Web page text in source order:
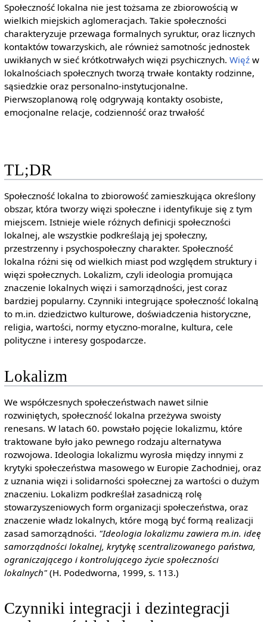
Społeczność lokalna nie jest tożsama ze zbiorowością w
wielkich miejskich aglomeracjach. Takie społeczności
charakteryzuje przewaga formalnych syruktur, oraz licznych
kontaktów towarzyskich, ale również samotnośc jednostek
uwikłanych w sieć krótkotrwałych więzi psychicznych. Więźw
lokalnościach społecznych tworzą trwałe kontakty rodzinne,
sąsiedzkie oraz personalno-instytucjonalne.
Pierwszoplanową rolę odgrywają kontakty osobiste,
emocjonalne relacje, codzienność oraz trwałość
TL;DR
Społeczność lokalna to zbiorowość zamieszkująca określony
obszar, która tworzy więzi społeczne i identyfikuje się z tym
miejscem. Istnieje wiele różnych definicji społeczności
lokalnej, ale wszystkie podkreślają jej społeczny,
przestrzenny i psychospołeczny charakter. Społeczność
lokalna różni się od wielkich miast pod względem struktury i
więzi społecznych. Lokalizm, czyli ideologia promująca
znaczenie lokalnych więzi i samorządności, jest coraz
bardziej popularny. Czynniki integrujące społeczność lokalną
to m.in. dziedzictwo kulturowe, doświadczenia historyczne,
religia, wartości, normy etyczno-moralne, kultura, cele
polityczne i interesy gospodarcze.
Lokalizm
We współczesnych społeczeństwach nawet silnie
rozwiniętych, społeczność lokalna przeżywa swoisty
renesans. W latach 60. powstało pojęcie lokalizmu, które
traktowane było jako pewnego rodzaju alternatywa
rozwojowa. Ideologia lokalizmu wyrosła między innymi z
krytyki społeczeństwa masowego w Europie Zachodniej, oraz
z uznania więzi i solidarności społecznej za wartości o dużym
znaczeniu. Lokalizm podkreślał zasadniczą rolę
stowarzyszeniowych form organizacji społeczeństwa, oraz
znaczenie władz lokalnych, które mogą być formą realizacji
zasad samorządności. "Ideologia lokalizmu zawiera m.in. ideę
samorządności lokalnej, krytykę scentralizowanego państwa,
ograniczającego i kontrolującego życie społeczności
lokalnych"(H. Podedworna, 1999, s. 113.)
Czynniki integracji i dezintegracji